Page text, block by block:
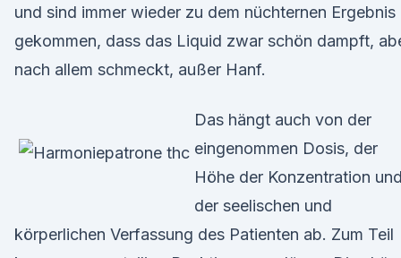
und sind immer wieder zu dem nüchternen Ergebnis
gekommen, dass das Liquid zwar schön dampft,
nach allem schmeckt, außer Hanf.
Das hängt auch von der
eingenommen Dosis, der
Höhe der Konzentration und
der seelischen und
körperlichen Verfassung des Patienten ab. Zum Teil